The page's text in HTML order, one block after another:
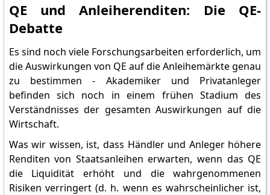
QE und Anleiherenditen: Die QE-
Debatte
Es sind noch viele Forschungsarbeiten erforderlich, um
die Auswirkungen von QE auf die Anleihemärkte genau
zu bestimmen - Akademiker und Privatanleger
befinden sich noch in einem frühen Stadium des
Verständnisses der gesamten Auswirkungen auf die
Wirtschaft.
Was wir wissen, ist, dass Händler und Anleger höhere
Renditen von Staatsanleihen erwarten, wenn das QE
die Liquidität erhöht und die wahrgenommenen
Risiken verringert (d. h. wenn es wahrscheinlicher ist,